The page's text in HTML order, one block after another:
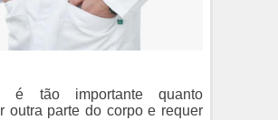
é tão importante quanto
outra parte do corpo e requer